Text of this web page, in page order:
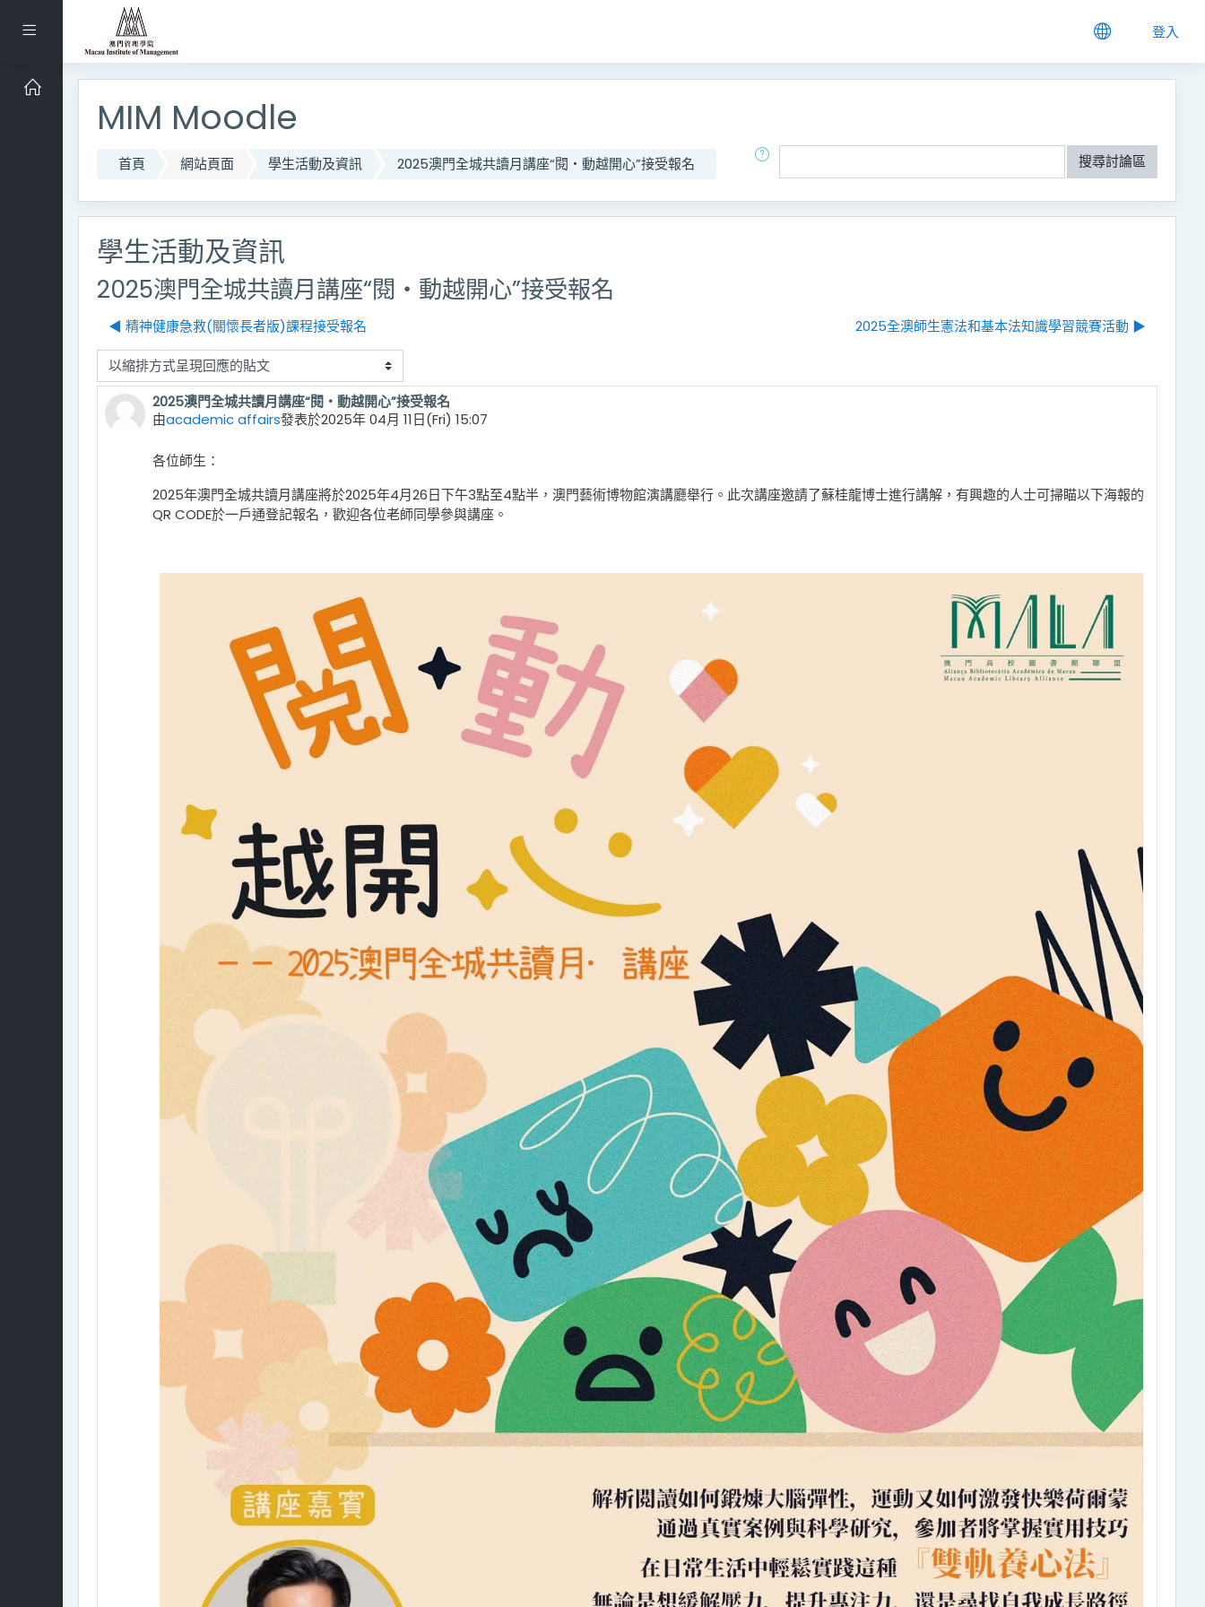
側板 登入
跳到主要內容
MIM Moodle
首頁 網站頁面 學生活動及資訊 2025澳門全城共讀月講座“閱‧動越開心”接受報名
搜尋
搜尋討論區
學生活動及資訊
2025澳門全城共讀月講座“閱‧動越開心”接受報名
◀︎ 精神健康急救(關懷長者版)課程接受報名 2025全澳師生憲法和基本法知識學習競賽活動 ▶︎
顯示模式
2025澳門全城共讀月講座“閱‧動越開心”接受報名
由academic affairs發表於2025年 04月 11日(Fri) 15:07
Number of replies: 0
各位師生：
2025年澳門全城共讀月講座將於2025年4月26日下午3點至4點半，澳門藝術博物館演講廳舉行。此次講座邀請了蘇桂龍博士進行講解，有興趣的人士可掃瞄以下海報的
QR CODE於一戶通登記報名，歡迎各位老師同學參與講座。